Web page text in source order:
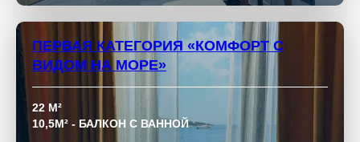
ПЕРВАЯ КАТЕГОРИЯ «КОМФОРТ С
ВИДОМ НА МОРЕ»
22 М²
10,5М² - БАЛКОН С ВАННОЙ